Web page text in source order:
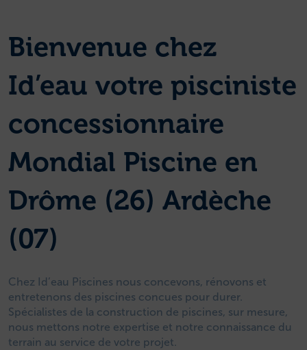
Bienvenue chez
Id’eau votre pisciniste
concessionnaire
Mondial Piscine en
Drôme (26) Ardèche
(07)
Chez Id’eau Piscines nous concevons, rénovons et
entretenons des piscines concues pour durer.
Spécialistes de la construction de piscines, sur mesure,
nous mettons notre expertise et notre connaissance du
terrain au service de votre projet.